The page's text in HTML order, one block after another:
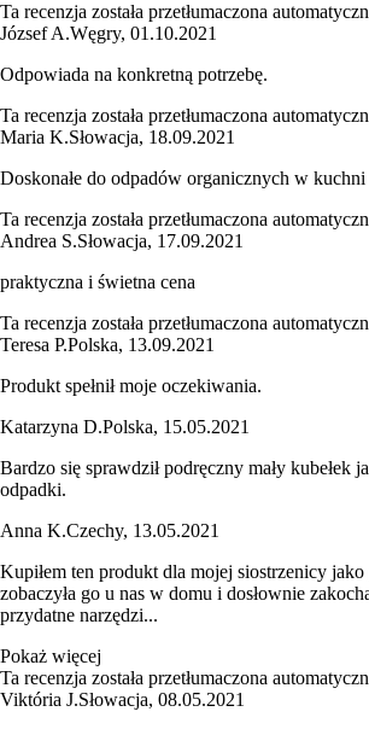
Ta recenzja została przetłumaczona
József A.Węgry, 01.10.2021
Odpowiada na konkretną potrzebę.
Ta recenzja została przetłumaczona
Maria K.Słowacja, 18.09.2021
Doskonałe do odpadów organicznych w kuchni
Ta recenzja została przetłumaczona
Andrea S.Słowacja, 17.09.2021
praktyczna i świetna cena
Ta recenzja została przetłumaczona
Teresa P.Polska, 13.09.2021
Produkt spełnił moje oczekiwania.
Katarzyna D.Polska, 15.05.2021
Bardzo się sprawdził podręczny mały kubełek
odpadki.
Anna K.Czechy, 13.05.2021
Kupiłem ten produkt dla mojej siostrzenicy
zobaczyła go u nas w domu i dosłownie
przydatne narzędzi...
Pokaż więcej
Ta recenzja została przetłumaczona
Viktória J.Słowacja, 08.05.2021